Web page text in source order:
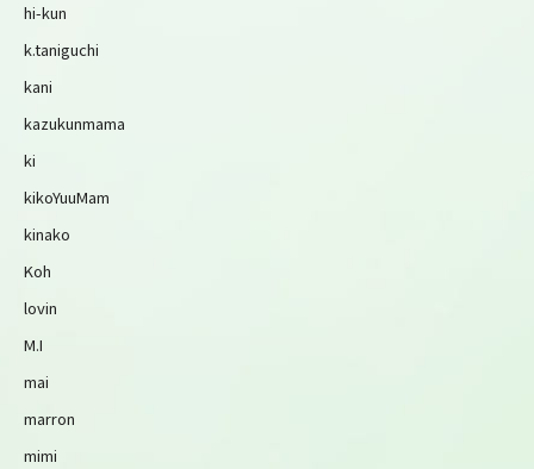
hi-kun
k.taniguchi
kani
kazukunmama
ki
kikoYuuMam
kinako
Koh
lovin
M.I
mai
marron
mimi